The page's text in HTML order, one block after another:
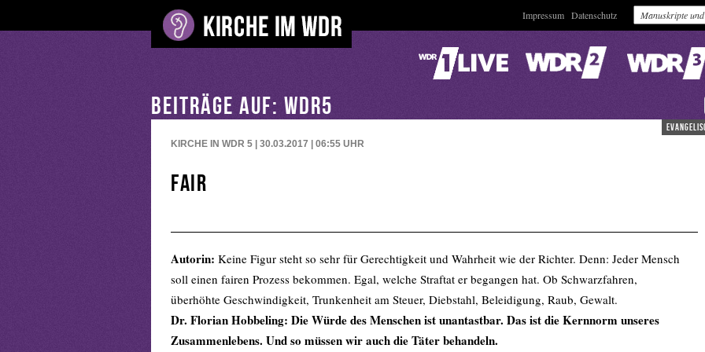
Impressum Datenschutz
BEITRÄGE AUF: WDR5
KIRCHE IN WDR 5 | 30.03.2017 | 06:55 UHR
Fair
Autorin: Keine Figur steht so sehr für Gerechtigkeit und Wahrheit wie der Richter. Denn: Jeder Mensch
soll einen fairen Prozess bekommen. Egal, welche Straftat er begangen hat. Ob Schwarzfahren,
überhöhte Geschwindigkeit, Trunkenheit am Steuer, Diebstahl, Beleidigung, Raub, Gewalt.
Dr. Florian Hobbeling: Die Würde des Menschen ist unantastbar. Das ist die Kernnorm unseres
Zusammenlebens. Und so müssen wir auch die Täter behandeln.